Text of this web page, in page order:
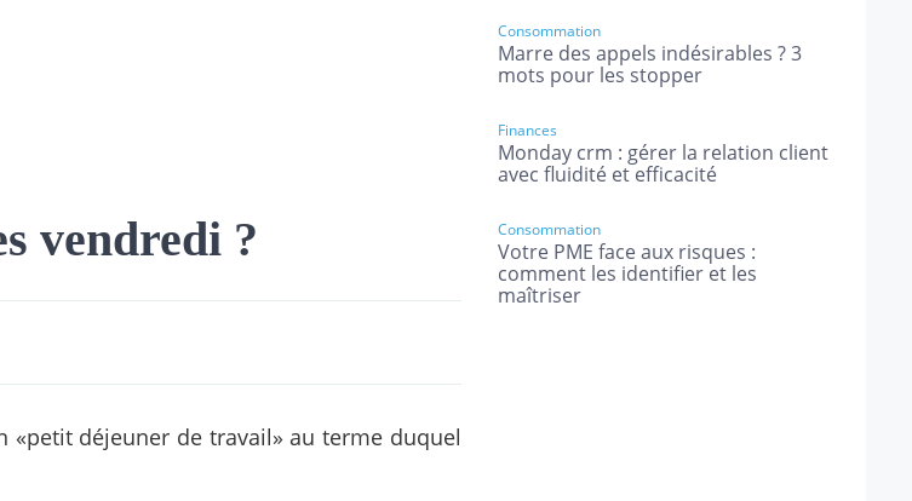
vendredi ?
«petit déjeuner de travail» au terme duquel
Consommation
Marre des appels indésirables ? 3
mots pour les stopper
Finances
Monday crm : gérer la relation client
avec fluidité et efficacité
Consommation
Votre PME face aux risques :
comment les identifier et les
maîtriser